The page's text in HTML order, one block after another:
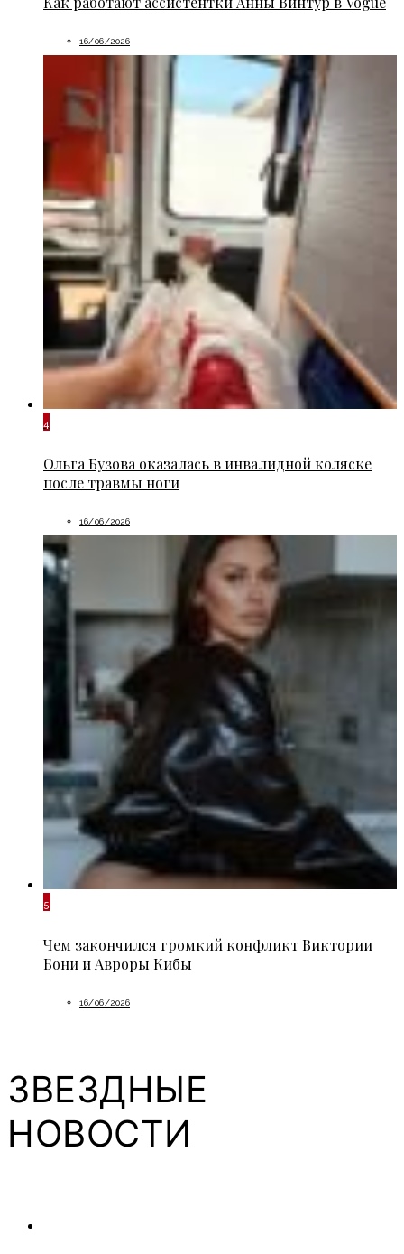
16/06/2026
4
Ольга Бузова оказалась в инвалидной коляске
после травмы ноги
16/06/2026
5
Чем закончился громкий конфликт Виктории
Бони и Авроры Кибы
16/06/2026
ЗВЕЗДНЫЕ
НОВОСТИ